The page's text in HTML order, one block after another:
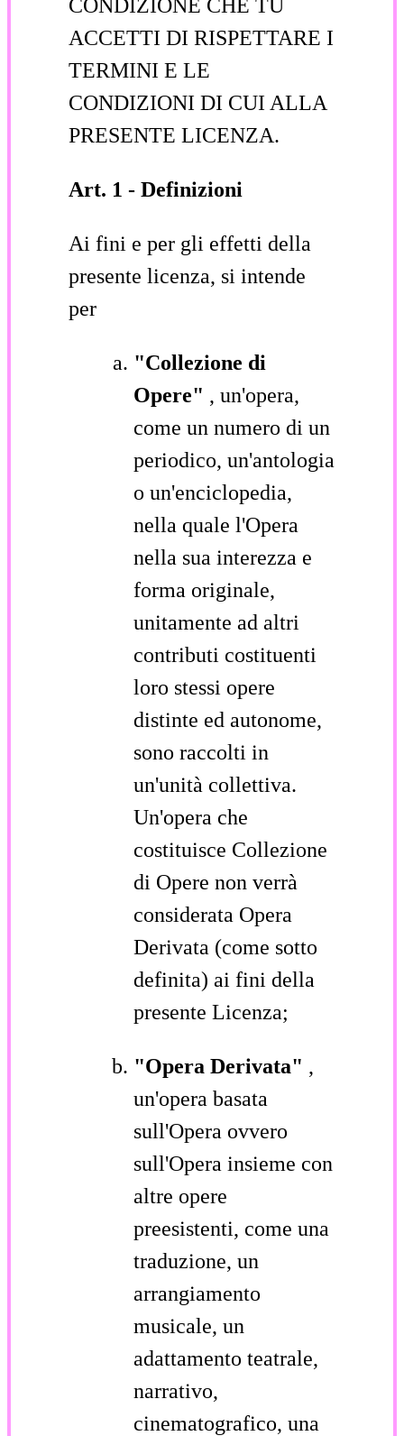
CONDIZIONE CHE TU
ACCETTI DI RISPETTARE I
TERMINI E LE
CONDIZIONI DI CUI ALLA
PRESENTE LICENZA.
Art. 1 - Definizioni
Ai fini e per gli effetti della
presente licenza, si intende
per
"Collezione di
Opere" , un'opera,
come un numero di un
periodico, un'antologia
o un'enciclopedia,
nella quale l'Opera
nella sua interezza e
forma originale,
unitamente ad altri
contributi costituenti
loro stessi opere
distinte ed autonome,
sono raccolti in
un'unità collettiva.
Un'opera che
costituisce Collezione
di Opere non verrà
considerata Opera
Derivata (come sotto
definita) ai fini della
presente Licenza;
"Opera Derivata" ,
un'opera basata
sull'Opera ovvero
sull'Opera insieme con
altre opere
preesistenti, come una
traduzione, un
arrangiamento
musicale, un
adattamento teatrale,
narrativo,
cinematografico, una